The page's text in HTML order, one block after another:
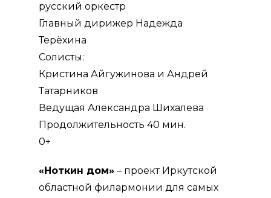
русский оркестр
Главный дирижер Надежда
Терёхина
Солисты:
Кристина Айгужинова и Андрей
Татарников
Ведущая Александра Шихалева
Продолжительность 40 мин.
0+
«Ноткин дом» – проект Иркутской
областной филармонии для самых